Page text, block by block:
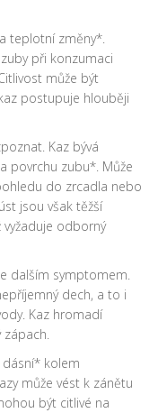
teplotní změny*.
při konzumaci
může být
postupuje hlouběji
Kaz bývá
povrchu zubu*. Může
do zrcadla nebo
jsou však těžší
odborný
dalším symptomem.
dech, a to i
Kaz hromadí
kolem
může vést k zánětu
být citlivé na